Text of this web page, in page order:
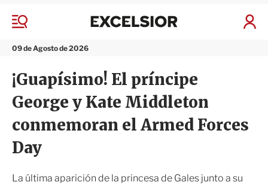
M
n
09 de Agosto de 2026
I
x
s
i
r
¡Guapísimo! El príncipe
George y Kate Middleton
conmemoran el Armed Forces
Day
La última aparición de la princesa de Gales junto a su